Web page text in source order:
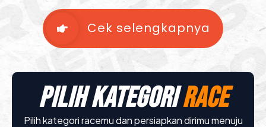
Cek selengkapnya
PILIH KATEGORIRACE
Pilih kategori racemu dan persiapkan dirimu menuju